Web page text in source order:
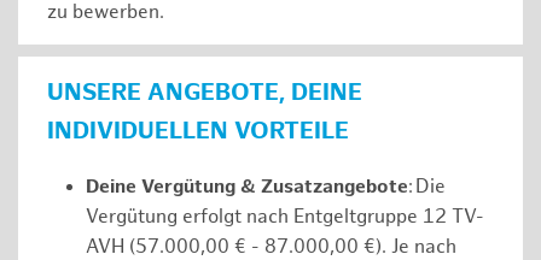
zu bewerben.
UNSERE ANGEBOTE, DEINE
INDIVIDUELLEN VORTEILE
Deine Vergütung & Zusatzangebote: Die
Vergütung erfolgt nach Entgeltgruppe 12 TV-
AVH (57.000,00 € - 87.000,00 €). Je nach